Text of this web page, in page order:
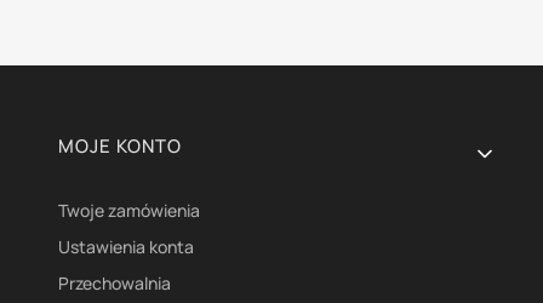
Linki w stopce
MOJE KONTO
Twoje zamówienia
Ustawienia konta
Przechowalnia